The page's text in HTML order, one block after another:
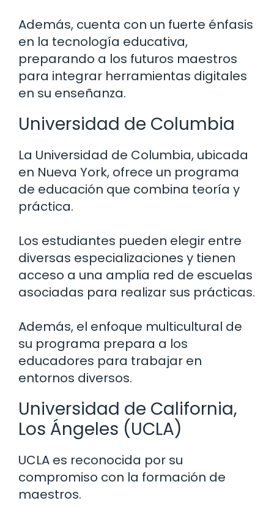
Además, cuenta con un fuerte énfasis
en la tecnología educativa,
preparando a los futuros maestros
para integrar herramientas digitales
en su enseñanza.
Universidad de Columbia
La Universidad de Columbia, ubicada
en Nueva York, ofrece un programa
de educación que combina teoría y
práctica.
Los estudiantes pueden elegir entre
diversas especializaciones y tienen
acceso a una amplia red de escuelas
asociadas para realizar sus prácticas.
Además, el enfoque multicultural de
su programa prepara a los
educadores para trabajar en
entornos diversos.
Universidad de California,
Los Ángeles (UCLA)
UCLA es reconocida por su
compromiso con la formación de
maestros.